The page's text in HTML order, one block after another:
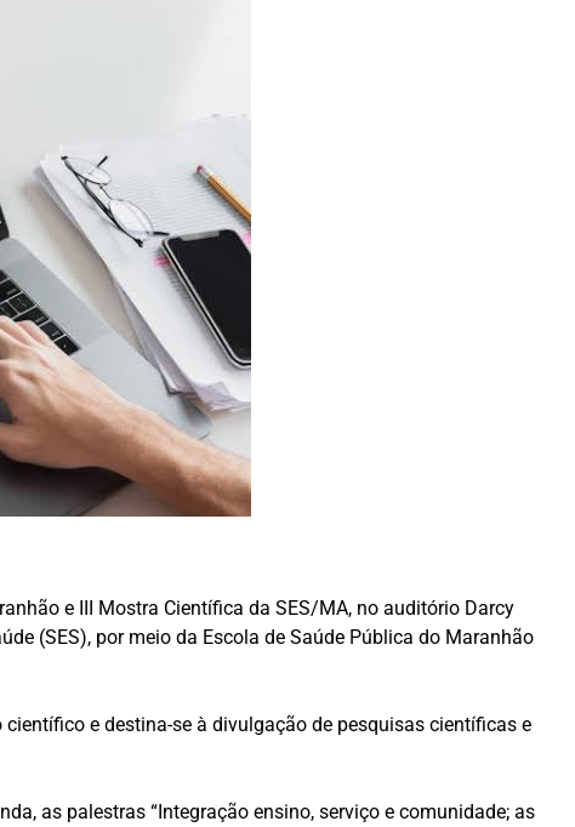
e III Mostra Científica da SES/MA, no auditório Darcy
(SES), por meio da Escola de Saúde Pública do Maranhão
e destina-se à divulgação de pesquisas científicas e
as palestras “Integração ensino, serviço e comunidade; as